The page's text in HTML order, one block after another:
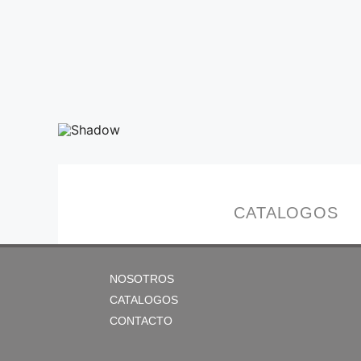
CATALOGOS
NOSOTROS
CATALOGOS
CONTACTO